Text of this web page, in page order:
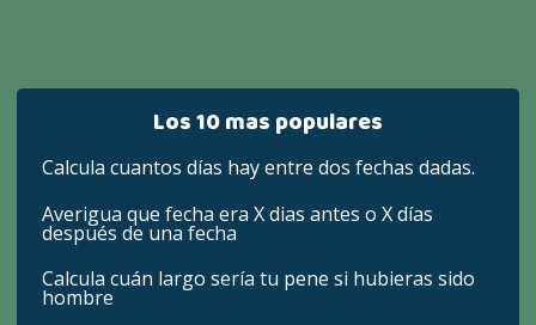
Los 10 mas populares
Calcula cuantos días hay entre dos fechas dadas.
Averigua que fecha era X dias antes o X días
después de una fecha
Calcula cuán largo sería tu pene si hubieras sido
hombre